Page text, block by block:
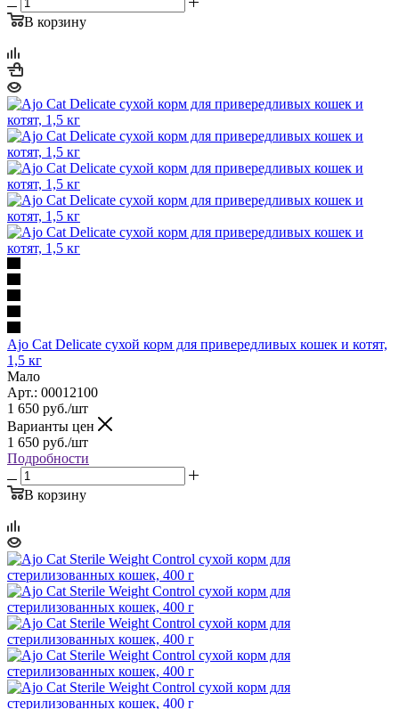
В корзину
Ajo Cat Delicate сухой корм для привередливых кошек и котят,
1,5 кг
Мало
Арт.: 00012100
1 650 руб./шт
Варианты цен
1 650 руб./шт
Подробности
В корзину